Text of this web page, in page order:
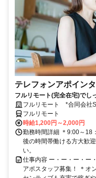
テレフォンアポイン
フルリモート(完全在宅)でし
フルリモート *合同会社
フルリモート
時給1,200円～2,000円
勤務時間詳細 ＊9:00～18
後の時間帯働ける方大歓
い。
仕事内容 ー・ー・ー・ー
アポスタッフ募集！ ＊オ